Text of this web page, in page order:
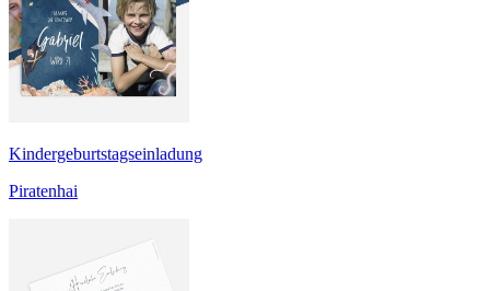
Kindergeburtstagseinladung
Piratenhai